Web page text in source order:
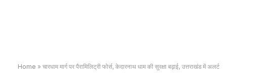
Home » चारधाम मार्ग पर पैरामिलिट्री फोर्स, केदारनाथ धाम की सुरक्षा बढ़ाई, उत्तराखंड में अलर्ट